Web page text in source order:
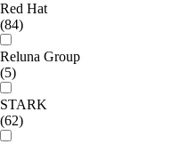
Red Hat
(84)
Reluna Group
(5)
STARK
(62)